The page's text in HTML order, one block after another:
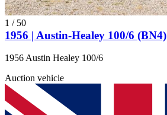
1 / 50
1956 | Austin-Healey 100/6 (BN4)
1956 Austin Healey 100/6
Auction vehicle